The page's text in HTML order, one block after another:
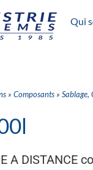
Qui
» Composants » Sablage,
A DISTANCE